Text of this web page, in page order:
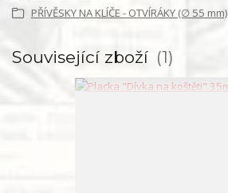
PŘÍVĚSKY NA KLÍČE - OTVÍRÁKY (∅ 55 mm)
Související zboží 1